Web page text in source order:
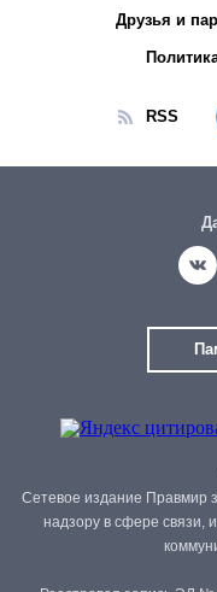
Друзья и
RSS
Сетевое издание Правмир
надзору в сфере связи,